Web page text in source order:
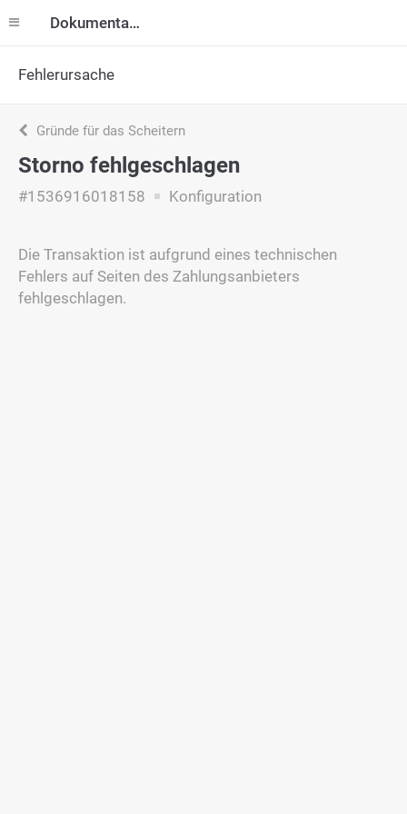
Dokumentation
Fehlerursache
Gründe für das Scheitern
Storno fehlgeschlagen
#1536916018158 Konfiguration
Die Transaktion ist aufgrund eines technischen
Fehlers auf Seiten des Zahlungsanbieters
fehlgeschlagen.